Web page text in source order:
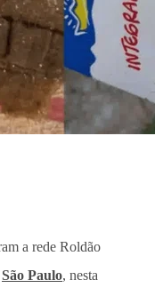
a rede Roldão
São Paulo, nesta